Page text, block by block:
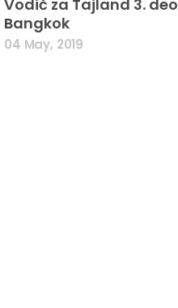
Vodič za Tajland 3.
Bangkok
04 May, 2019